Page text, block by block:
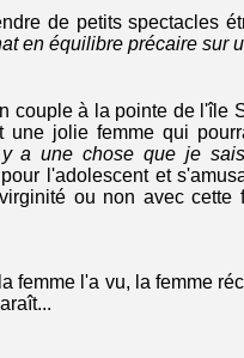
de petits spectacles
en équilibre précaire sur
couple à la pointe de l'île
une jolie femme qui
a une chose que je
l'adolescent et
ou non avec cette
femme l'a vu, la femme